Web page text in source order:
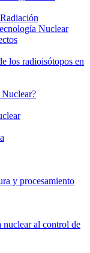
Nuclear
los radioisótopos en
y procesamiento
al control de